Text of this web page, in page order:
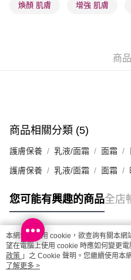
煥顏 肌膚 增強 肌膚
商
商品相關分類 (5)
護膚保養 乳液/面霜 面霜
護膚保養 乳液/面霜 面霜
您可能有興趣的商品全店
熱門標籤
熱銷排行
本網站中使用 cookie，欲查詢有關本
望在電腦上使用 cookie 時應如何變更
政策 」之 Cookie 聲明。您繼續使用本
條款之 Cookie 聲明使用 cookie。
了解更多 >